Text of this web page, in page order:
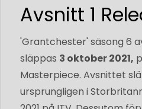
Avsnitt 1
'Grantchester' säsong 6
släppas 3 oktober 2021,
Masterpiece. Avsnittet
ursprungligen i